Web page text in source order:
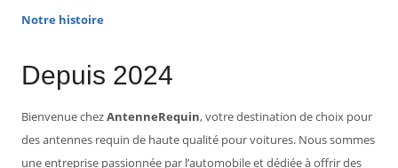
Notre histoire
Depuis 2024
Bienvenue chezAntenneRequin, votre destination de choix pour
des antennes requin de haute qualité pour voitures. Nous sommes
une entreprise passionnée par l’automobile et dédiée à offrir des